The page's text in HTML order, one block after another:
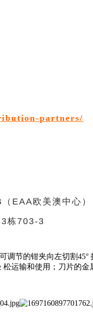
partners/
EAA 欧美澳中心 ）
栋703-3
节的钳夹向左切割45°
运输和使用；刀片的